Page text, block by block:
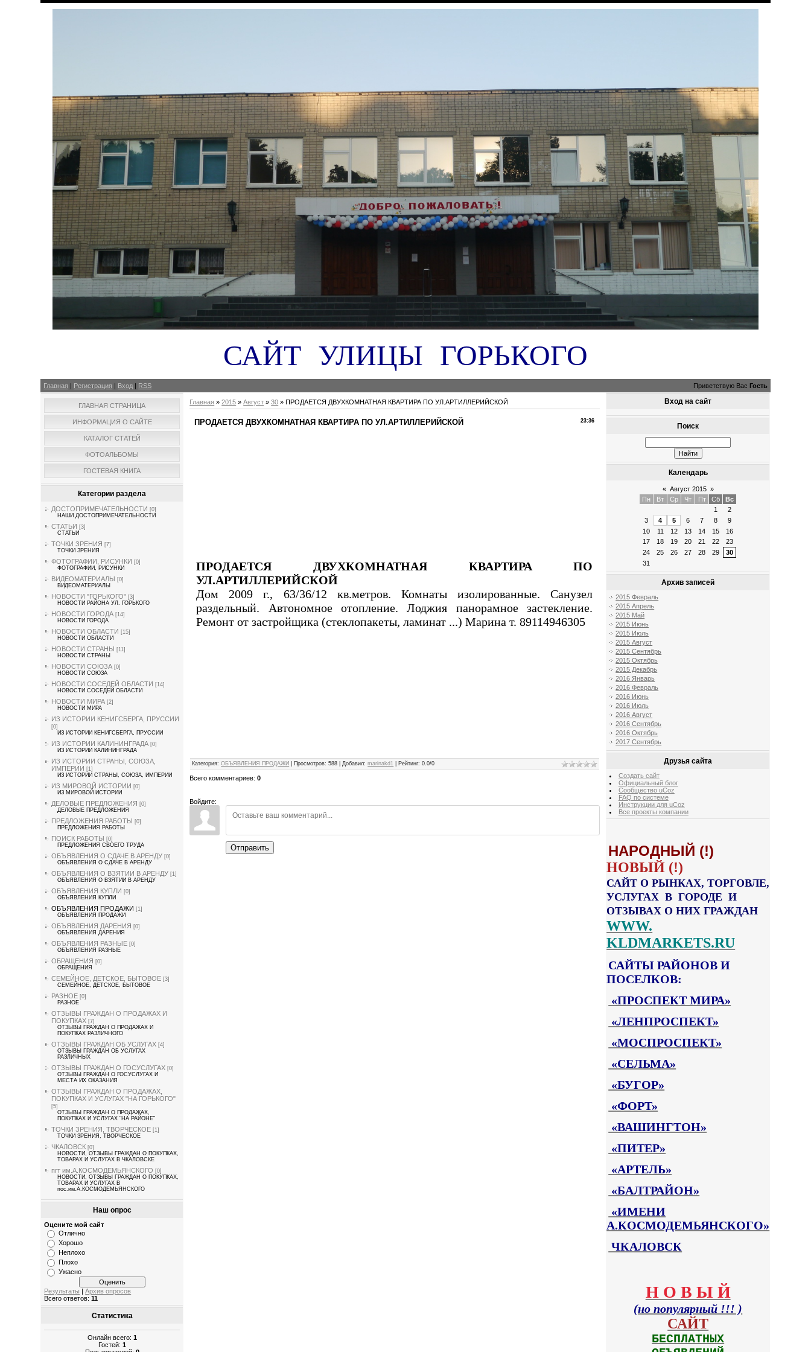
САЙТ УЛИЦЫ ГОРЬКОГО
Главная | Регистрация | Вход | RSS Приветствую Вас Гость
ГЛАВНАЯ СТРАНИЦА
ИНФОРМАЦИЯ О САЙТЕ
КАТАЛОГ СТАТЕЙ
ФОТОАЛЬБОМЫ
ГОСТЕВАЯ КНИГА
Категории раздела
ДОСТОПРИМЕЧАТЕЛЬНОСТИ [0]
НАШИ ДОСТОПРИМЕЧАТЕЛЬНОСТИ
СТАТЬИ [3]
СТАТЬИ
ТОЧКИ ЗРЕНИЯ [7]
ТОЧКИ ЗРЕНИЯ
ФОТОГРАФИИ, РИСУНКИ [0]
ФОТОГРАФИИ, РИСУНКИ
ВИДЕОМАТЕРИАЛЫ [0]
ВИДЕОМАТЕРИАЛЫ
НОВОСТИ "ГОРЬКОГО" [3]
НОВОСТИ РАЙОНА УЛ. ГОРЬКОГО
НОВОСТИ ГОРОДА [14]
НОВОСТИ ГОРОДА
НОВОСТИ ОБЛАСТИ [15]
НОВОСТИ ОБЛАСТИ
НОВОСТИ СТРАНЫ [11]
НОВОСТИ СТРАНЫ
НОВОСТИ СОЮЗА [0]
НОВОСТИ СОЮЗА
НОВОСТИ СОСЕДЕЙ ОБЛАСТИ [14]
НОВОСТИ СОСЕДЕЙ ОБЛАСТИ
НОВОСТИ МИРА [2]
НОВОСТИ МИРА
ИЗ ИСТОРИИ КЕНИГСБЕРГА, ПРУССИИ
[0]
ИЗ ИСТОРИИ КЕНИГСБЕРГА, ПРУССИИ
ИЗ ИСТОРИИ КАЛИНИНГРАДА [0]
ИЗ ИСТОРИИ КАЛИНИНГРАДА
ИЗ ИСТОРИИ СТРАНЫ, СОЮЗА,
ИМПЕРИИ [1]
ИЗ ИСТОРИИ СТРАНЫ, СОЮЗА, ИМПЕРИИ
ИЗ МИРОВОЙ ИСТОРИИ [0]
ИЗ МИРОВОЙ ИСТОРИИ
ДЕЛОВЫЕ ПРЕДЛОЖЕНИЯ [0]
ДЕЛОВЫЕ ПРЕДЛОЖЕНИЯ
ПРЕДЛОЖЕНИЯ РАБОТЫ [0]
ПРЕДЛОЖЕНИЯ РАБОТЫ
ПОИСК РАБОТЫ [0]
ПРЕДЛОЖЕНИЯ СВОЕГО ТРУДА
ОБЪЯВЛЕНИЯ О СДАЧЕ В АРЕНДУ [0]
ОБЪЯВЛЕНИЯ О СДАЧЕ В АРЕНДУ
ОБЪЯВЛЕНИЯ О ВЗЯТИИ В АРЕНДУ [1]
ОБЪЯВЛЕНИЯ О ВЗЯТИИ В АРЕНДУ
ОБЪЯВЛЕНИЯ КУПЛИ [0]
ОБЪЯВЛЕНИЯ КУПЛИ
ОБЪЯВЛЕНИЯ ПРОДАЖИ [1]
ОБЪЯВЛЕНИЯ ПРОДАЖИ
ОБЪЯВЛЕНИЯ ДАРЕНИЯ [0]
ОБЪЯВЛЕНИЯ ДАРЕНИЯ
ОБЪЯВЛЕНИЯ РАЗНЫЕ [0]
ОБЪЯВЛЕНИЯ РАЗНЫЕ
ОБРАЩЕНИЯ [0]
ОБРАЩЕНИЯ
СЕМЕЙНОЕ, ДЕТСКОЕ, БЫТОВОЕ [3]
СЕМЕЙНОЕ, ДЕТСКОЕ, БЫТОВОЕ
РАЗНОЕ [0]
РАЗНОЕ
ОТЗЫВЫ ГРАЖДАН О ПРОДАЖАХ И
ПОКУПКАХ [7]
ОТЗЫВЫ ГРАЖДАН О ПРОДАЖАХ И
ПОКУПКАХ РАЗЛИЧНОГО
ОТЗЫВЫ ГРАЖДАН ОБ УСЛУГАХ [4]
ОТЗЫВЫ ГРАЖДАН ОБ УСЛУГАХ
РАЗЛИЧНЫХ
ОТЗЫВЫ ГРАЖДАН О ГОСУСЛУГАХ [0]
ОТЗЫВЫ ГРАЖДАН О ГОСУСЛУГАХ И
МЕСТА ИХ ОКАЗАНИЯ
ОТЗЫВЫ ГРАЖДАН О ПРОДАЖАХ,
ПОКУПКАХ И УСЛУГАХ "НА ГОРЬКОГО"
[5]
ОТЗЫВЫ ГРАЖДАН О ПРОДАЖАХ,
ПОКУПКАХ И УСЛУГАХ "НА РАЙОНЕ"
ТОЧКИ ЗРЕНИЯ, ТВОРЧЕСКОЕ [1]
ТОЧКИ ЗРЕНИЯ, ТВОРЧЕСКОЕ
ЧКАЛОВСК [0]
НОВОСТИ, ОТЗЫВЫ ГРАЖДАН О ПОКУПКАХ,
ТОВАРАХ И УСЛУГАХ В ЧКАЛОВСКЕ
пгт им.А.КОСМОДЕМЬЯНСКОГО [0]
НОВОСТИ, ОТЗЫВЫ ГРАЖДАН О ПОКУПКАХ,
ТОВАРАХ И УСЛУГАХ В
пос.им.А.КОСМОДЕМЬЯНСКОГО
Наш опрос
Оцените мой сайт
Отлично
Хорошо
Неплохо
Плохо
Ужасно
Результаты |Архив опросов
Всего ответов:11
Статистика
Онлайн всего: 1
Гостей: 1
Главная »2015 » Август » 30 » ПРОДАЕТСЯ ДВУХКОМНАТНАЯ КВАРТИРА ПО УЛ.АРТИЛЛЕРИЙСКОЙ
23:36
ПРОДАЕТСЯ ДВУХКОМНАТНАЯ КВАРТИРА ПО УЛ.АРТИЛЛЕРИЙСКОЙ
ПРОДАЕТСЯ ДВУХКОМНАТНАЯ КВАРТИРА ПО
УЛ.АРТИЛЛЕРИЙСКОЙ
Дом 2009 г., 63/36/12 кв.метров. Комнаты изолированные. Санузел
раздельный. Автономное отопление. Лоджия панорамное застекление.
Ремонт от застройщика (стеклопакеты, ламинат ...) Марина т. 89114946305
Категория: ОБЪЯВЛЕНИЯ ПРОДАЖИ Просмотров: 588 Добавил: marinakd1 Рейтинг: 0.0/0
Всего комментариев:0
Войдите:
Отправить
Вход на сайт
Поиск
Календарь
« Август 2015 »
Пн
Вт Ср Чт Пт Сб
Вс
1
2
3
4 5 6 7 8
9
10
11 12 13 14 15
16
17
18 19 20 21 22
23
24
25 26 27 28 29
30
31
Архив записей
2015 Февраль
2015 Апрель
2015 Май
2015 Июнь
2015 Июль
2015 Август
2015 Сентябрь
2015 Октябрь
2015 Декабрь
2016 Январь
2016 Февраль
2016 Июнь
2016 Июль
2016 Август
2016 Сентябрь
2016 Октябрь
2017 Сентябрь
Друзья сайта
Создать сайт
Официальный блог
Сообщество uCoz
FAQ по системе
Инструкции для uCoz
Все проекты компании
НАРОДНЫЙ (!)
НОВЫЙ (!)
САЙТ О РЫНКАХ, ТОРГОВЛЕ,
УСЛУГАХ В ГОРОДЕ И
ОТЗЫВАХ О НИХ ГРАЖДАН
WWW.
KLDMARKETS.RU
САЙТЫ РАЙОНОВ И
ПОСЕЛКОВ:
«ПРОСПЕКТ МИРА»
«ЛЕНПРОСПЕКТ»
«МОСПРОСПЕКТ»
«СЕЛЬМА»
«БУГОР»
«ФОРТ»
«ВАШИНГТОН»
«ПИТЕР»
«АРТЕЛЬ»
«БАЛТРАЙОН»
«ИМЕНИ
А.КОСМОДЕМЬЯНСКОГО»
ЧКАЛОВСК
Н О В Ы Й
(но популярный !!! )
САЙТ
БЕСПЛАТНЫХ